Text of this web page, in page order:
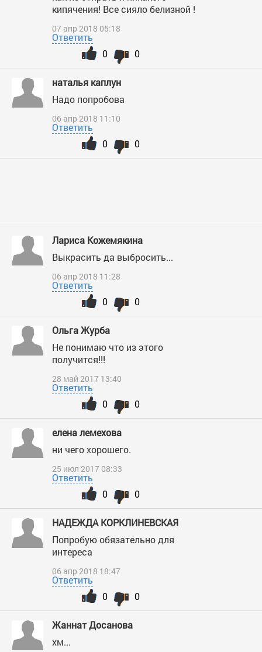
кипячения! Все сияло белизной !
07 апр 2018 05:18
Ответить
0
0
наталья каплун
Надо попробова
06 апр 2018 11:10
Ответить
0
0
Лариса Кожемякина
Выкрасить да выбросить...
06 апр 2018 11:28
Ответить
0
0
Ольга Журба
Не понимаю что из этого
получится!!!
28 май 2017 13:40
Ответить
0
0
елена лемехова
ни чего хорошего.
25 июл 2017 08:33
Ответить
0
0
НАДЕЖДА КОРКЛИНЕВСКАЯ
Попробую обязательно для
интереса
06 апр 2018 18:47
Ответить
0
0
Жаннат Досанова
хм...